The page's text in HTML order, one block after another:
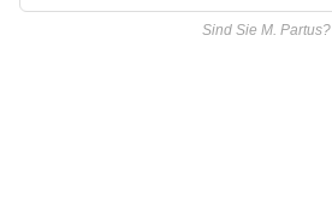
Sind Sie M. Partus?